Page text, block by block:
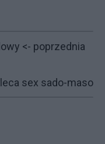
<- poprzednia
sex sado-maso